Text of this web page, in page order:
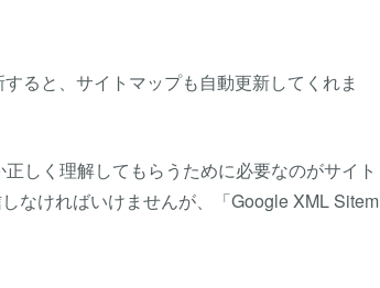
ると、サイトマップも自動更新してくれま
しく理解してもらうために必要なのがサイト
なければいけませんが、「Google XML Sitem